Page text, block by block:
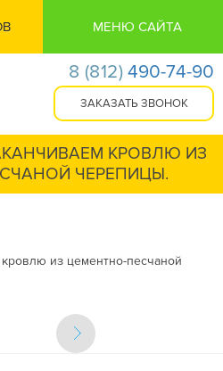
МЕНЮ САЙТА
8 (812) 490-74-90
КРОВЛЮ ИЗ
ЧЕРЕПИЦЫ.
из цементно-песчаной